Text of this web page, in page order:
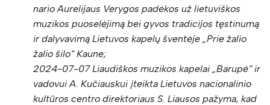
nario Aurelijaus Verygos padėkos už lietuviškos
muzikos puoselėjimą bei gyvos tradicijos tęstinumą
ir dalyvavimą Lietuvos kapelų šventėje „Prie žalio
žalio šilo“ Kaune;
2024-07-07 Liaudiškos muzikos kapelai „Barupė“ ir
vadovui A. Kučiauskui įteikta Lietuvos nacionalinio
kultūros centro direktoriaus S. Liausos pažyma, kad